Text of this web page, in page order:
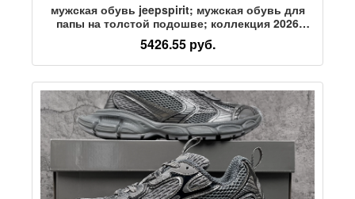
мужская обувь jeepspirit; мужская обувь для
папы на толстой подошве; коллекция 2026
года; летняя повседневная дышащая обувь из
сетчатого материала; мужская белая обувь
5426.55 руб.